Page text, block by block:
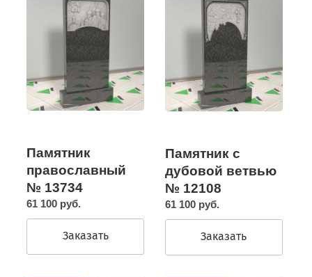
Памятник
православный
№ 13734
61 100 руб.
Заказать
Памятник с
дубовой ветвью
№ 12108
61 100 руб.
Заказать